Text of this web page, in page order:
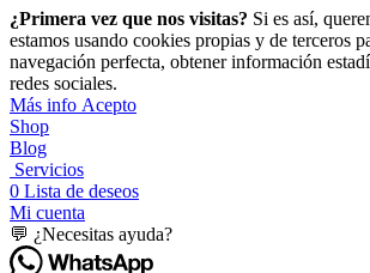
¿Primera vez que nos visitas? Si es así,
estamos usando cookies propias y de terceros
navegación perfecta, obtener información
redes sociales.
Más info Más
Acepto
Shop
Blog
Servicios
0 Lista de deseos
Mi cuenta
💬 ¿Necesitas ayuda?